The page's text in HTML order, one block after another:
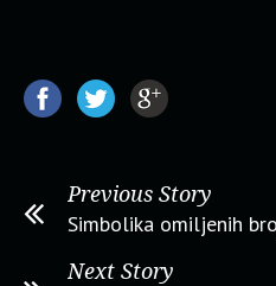
Previous Story
Simbolika omiljenih
Next Story